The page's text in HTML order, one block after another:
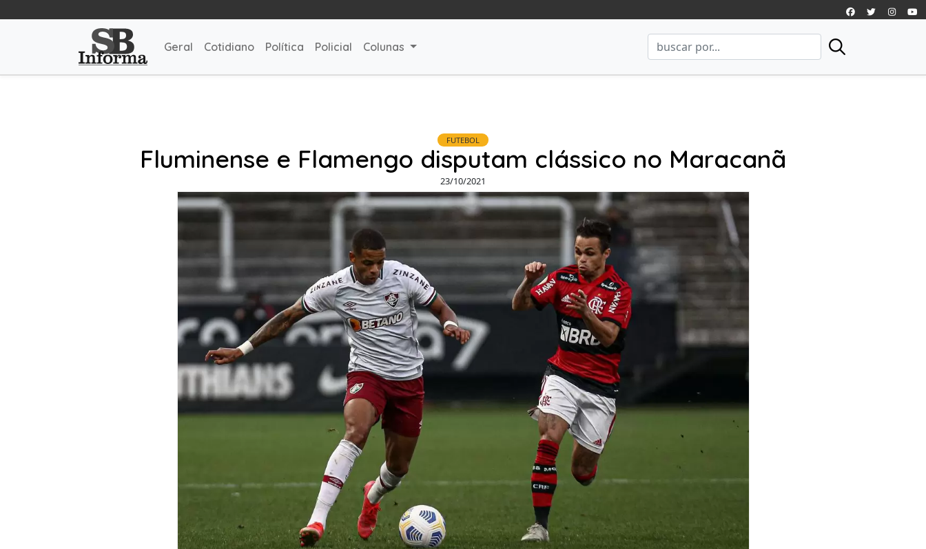
Geral Cotidiano Política Policial Colunas
FUTEBOL
Fluminense e Flamengo disputam clássico no Maracanã
23/10/2021